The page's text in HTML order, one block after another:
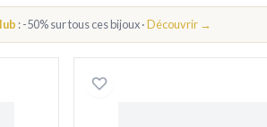
: -50% sur tous ces bijoux ·Découvrir →
Or Aldolphe Diamant Onyx